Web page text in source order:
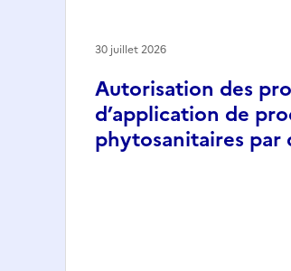
Autorisation des
d’application de
phytosanitaires par
30 juillet 2026